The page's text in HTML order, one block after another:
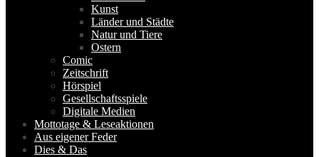
Kunst
Länder und Städte
Natur und Tiere
Ostern
Comic
Zeitschrift
Hörspiel
Gesellschaftsspiele
Digitale Medien
Mottotage & Leseaktionen
Aus eigener Feder
Dies & Das